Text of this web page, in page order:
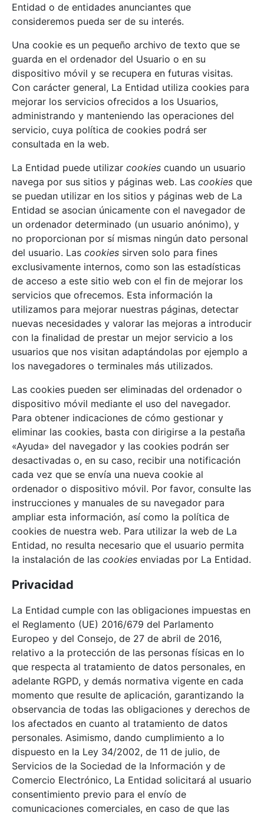
Entidad o de entidades anunciantes que
consideremos pueda ser de su interés.
Una cookie es un pequeño archivo de texto que se
guarda en el ordenador del Usuario o en su
dispositivo móvil y se recupera en futuras visitas.
Con carácter general, La Entidad utiliza cookies para
mejorar los servicios ofrecidos a los Usuarios,
administrando y manteniendo las operaciones del
servicio, cuya política de cookies podrá ser
consultada en la web.
La Entidad puede utilizar cookies cuando un usuario
navega por sus sitios y páginas web. Las cookies que
se puedan utilizar en los sitios y páginas web de La
Entidad se asocian únicamente con el navegador de
un ordenador determinado (un usuario anónimo), y
no proporcionan por sí mismas ningún dato personal
del usuario. Las cookies sirven solo para fines
exclusivamente internos, como son las estadísticas
de acceso a este sitio web con el fin de mejorar los
servicios que ofrecemos. Esta información la
utilizamos para mejorar nuestras páginas, detectar
nuevas necesidades y valorar las mejoras a introducir
con la finalidad de prestar un mejor servicio a los
usuarios que nos visitan adaptándolas por ejemplo a
los navegadores o terminales más utilizados.
Las cookies pueden ser eliminadas del ordenador o
dispositivo móvil mediante el uso del navegador.
Para obtener indicaciones de cómo gestionar y
eliminar las cookies, basta con dirigirse a la pestaña
«Ayuda» del navegador y las cookies podrán ser
desactivadas o, en su caso, recibir una notificación
cada vez que se envía una nueva cookie al
ordenador o dispositivo móvil. Por favor, consulte las
instrucciones y manuales de su navegador para
ampliar esta información, así como la política de
cookies de nuestra web. Para utilizar la web de La
Entidad, no resulta necesario que el usuario permita
la instalación de las cookies enviadas por La Entidad.
Privacidad
La Entidad cumple con las obligaciones impuestas en
el Reglamento (UE) 2016/679 del Parlamento
Europeo y del Consejo, de 27 de abril de 2016,
relativo a la protección de las personas físicas en lo
que respecta al tratamiento de datos personales, en
adelante RGPD, y demás normativa vigente en cada
momento que resulte de aplicación, garantizando la
observancia de todas las obligaciones y derechos de
los afectados en cuanto al tratamiento de datos
personales. Asimismo, dando cumplimiento a lo
dispuesto en la Ley 34/2002, de 11 de julio, de
Servicios de la Sociedad de la Información y de
Comercio Electrónico, La Entidad solicitará al usuario
consentimiento previo para el envío de
comunicaciones comerciales, en caso de que las